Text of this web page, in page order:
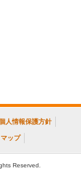
人情報保護方針
ップ
Reserved.